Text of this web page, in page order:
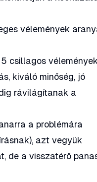
vélemények
csillagos vélemények
kiváló minőség, jó
rávilágítanak a
a problémára
azt vegyük
de a visszatérő